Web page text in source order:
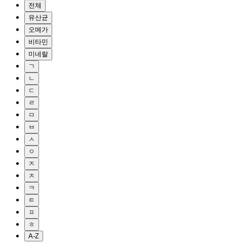
전체
유산균
오메가
비타민
미네랄
ㄱ
ㄴ
ㄷ
ㄹ
ㅁ
ㅂ
ㅅ
ㅇ
ㅈ
ㅊ
ㅋ
ㅌ
ㅍ
ㅎ
A-Z